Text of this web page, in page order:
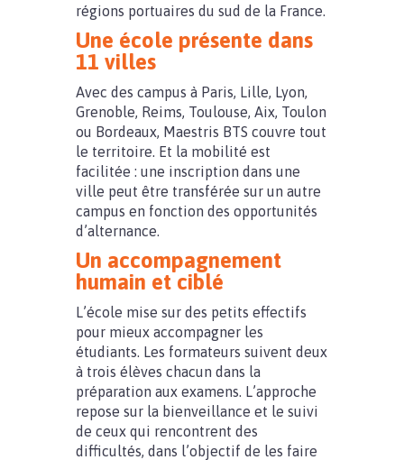
régions portuaires du sud de la France.
Une école présente dans
11 villes
Avec des campus à Paris, Lille, Lyon,
Grenoble, Reims, Toulouse, Aix, Toulon
ou Bordeaux, Maestris BTS couvre tout
le territoire. Et la mobilité est
facilitée : une inscription dans une
ville peut être transférée sur un autre
campus en fonction des opportunités
d’alternance.
Un accompagnement
humain et ciblé
L’école mise sur des petits effectifs
pour mieux accompagner les
étudiants. Les formateurs suivent deux
à trois élèves chacun dans la
préparation aux examens. L’approche
repose sur la bienveillance et le suivi
de ceux qui rencontrent des
difficultés, dans l’objectif de les faire